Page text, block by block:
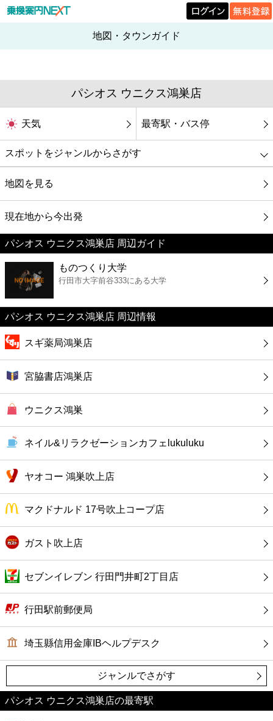
地図・タウンガイド
パシオス ウニクス鴻巣店
天気 最寄駅・バス停
スポットをジャンルからさがす
グルメ
映画
美容
コンビニ
薬局
スーパー
エンタメ
レジャー
書店
ファミレス
ファーストフード
カフェ
ショッピング
銀行
公共
地図を見る
現在地から今出発
パシオス ウニクス鴻巣店 周辺ガイド
ものつくり大学
行田市大字前谷333にある大学
パシオス ウニクス鴻巣店 周辺情報
スギ薬局鴻巣店
宮脇書店鴻巣店
ウニクス鴻巣
ネイル&リラクゼーションカフェlukuluku
ヤオコー 鴻巣吹上店
マクドナルド 17号吹上コープ店
ガスト吹上店
セブンイレブン 行田門井町2丁目店
行田駅前郵便局
埼玉縣信用金庫IBヘルプデスク
ジャンルでさがす
パシオス ウニクス鴻巣店の最寄駅